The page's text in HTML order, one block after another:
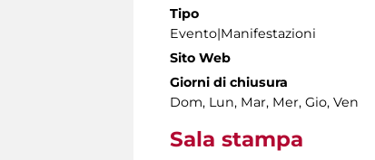
Tipo
Evento|Manifestazioni
Sito Web
Giorni di chiusura
Dom, Lun, Mar, Mer, Gio, Ven
Sala stampa